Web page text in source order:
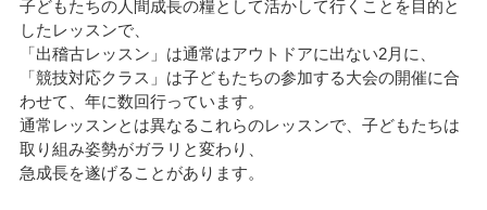
子どもたちの人間成長の糧として活かして行くことを目的と
したレッスンで、
「出稽古レッスン」は通常はアウトドアに出ない2月に、
「競技対応クラス」は子どもたちの参加する大会の開催に合
わせて、年に数回行っています。
通常レッスンとは異なるこれらのレッスンで、子どもたちは
取り組み姿勢がガラリと変わり、
急成長を遂げることがあります。